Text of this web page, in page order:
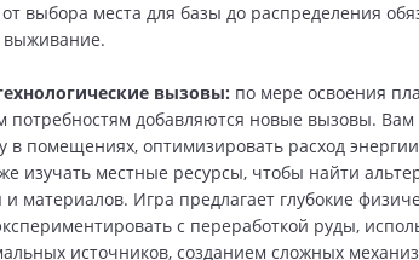
выбора места для базы до распределения
вызовы: по мере освоения
добавляются новые вызовы. Вам
в помещениях, оптимизировать расход
изучать местные ресурсы, чтобы найти
материалов. Игра предлагает глубокие
с переработкой руды,
источников, созданием сложных